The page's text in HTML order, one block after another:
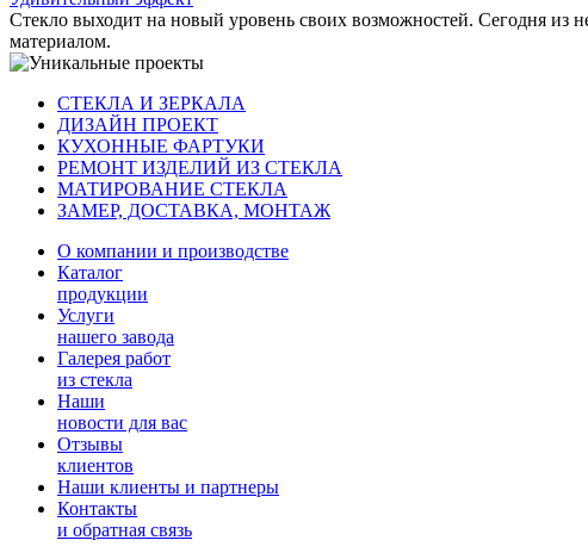
Стекло выходит на новый уровень своих возможностей. Сегодня из
материалом.
СТЕКЛА И ЗЕРКАЛА
ДИЗАЙН ПРОЕКТ
КУХОННЫЕ ФАРТУКИ
РЕМОНТ ИЗДЕЛИЙ ИЗ СТЕКЛА
МАТИРОВАНИЕ СТЕКЛА
ЗАМЕР, ДОСТАВКА, МОНТАЖ
О компании и производстве
Каталог
продукции
Услуги
нашего завода
Галерея работ
из стекла
Наши
новости для вас
Отзывы
клиентов
Наши клиенты и партнеры
Контакты
и обратная связь